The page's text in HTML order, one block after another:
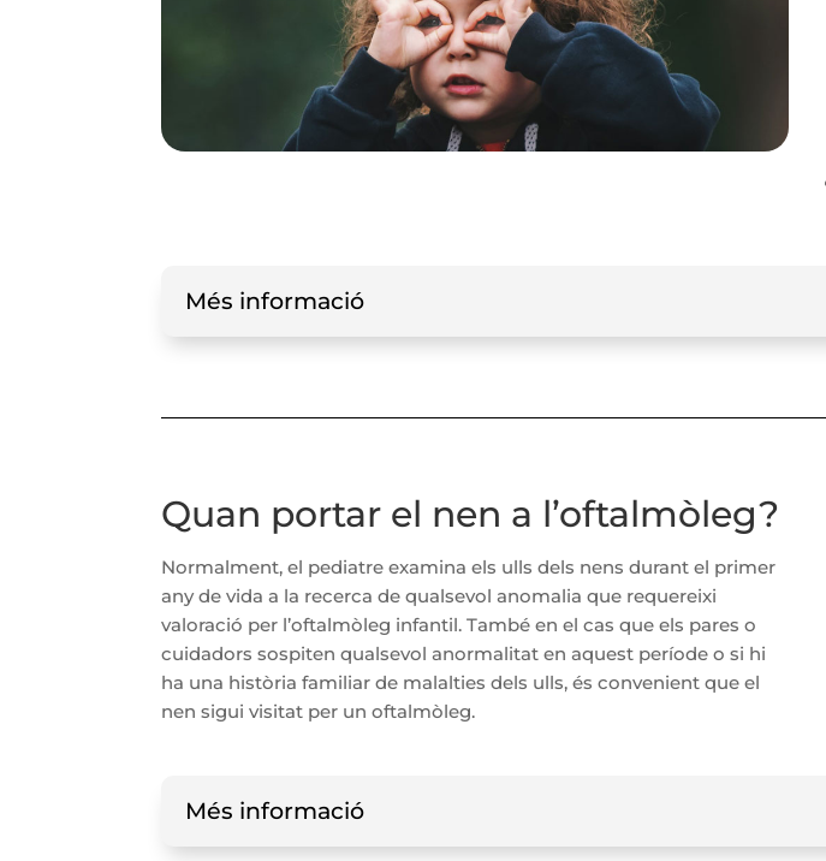
Més informació
Quan portar el nen a l’oftalmòleg?
Normalment, el pediatre examina els ulls dels nens durant el primer
any de vida a la recerca de qualsevol anomalia que requereixi
valoració per l’oftalmòleg infantil. També en el cas que els pares o
cuidadors sospiten qualsevol anormalitat en aquest període o si hi
ha una història familiar de malalties dels ulls, és convenient que el
nen sigui visitat per un oftalmòleg.
Més informació